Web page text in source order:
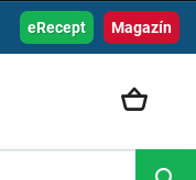
Magazín
eRecept